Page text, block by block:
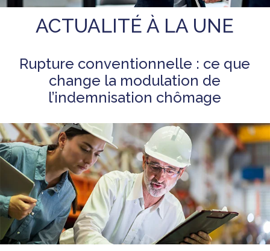
ACTUALITÉ À LA UNE
Rupture conventionnelle : ce que
change la modulation de
l’indemnisation chômage